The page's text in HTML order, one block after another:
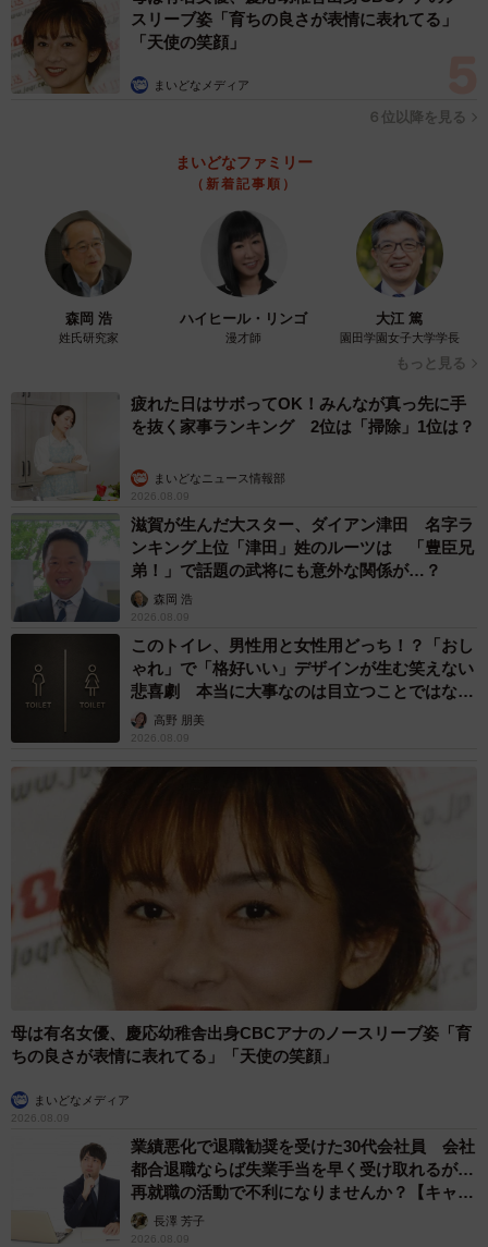
がら手作業する。「ペーパークラフトが好きで、大学もそ
れが学べるところを選んだ。高校まで名古屋でしたが、そ
れで神戸に住んでいます」という。
の高校3年生だった2015年9月からツイッターを始め、フォ
び続けている。「いいね」は最大で50万、リツイートは最
大10万件。プレッシャーはない？と聞くと、「半端な作品
は出せないな、というのはありますが、それよりも楽しく
作らせていただいています」と自然体だ。
5/6
「リッツ」から誕生した翼のあるライオン＝都内の池袋パルコ
今後の進路について「卒業後は東京に拠点を移そうと思
っています」と明かした。今回展示された日清食品「カッ
プヌードル」の容器を使った宇宙飛行士など企業とのコラ
ボレーションも行なっており、そういう仕事の面からも
「東京がいいかと思います」という。さらに「今後、目新
しいことで言うと、ユーチューブの動画投稿もここから力
を入れて行こうかなと考えています。制作過程のようなも
会場は老若男女のファンが訪れていた。３次元の作品で
できるのが魅力。「SNS等で反響をいただくことが多いで
すけど、実際にお会いした生身の方から意見をいただける
のはありがたいですね。『いろんな角度から見られてよか
った』と言っていただきます」。個展が「ライブ」である
ことを実感したようだ。
スリーブ姿「育ちの良さが表情に表れてる」
「天使の笑顔」
まいどなメディア
６位以降を見る
まいどなファミリー
（新着記事順）
森岡 浩
姓氏研究家
ハイヒール・リンゴ
漫才師
大江 篤
園田学園女子大学学長
もっと見る
疲れた日はサボってOK！みんなが真っ先に手
を抜く家事ランキング 2位は「掃除」1位は？
まいどなニュース情報部
2026.08.09
滋賀が生んだ大スター、ダイアン津田 名字ラ
ンキング上位「津田」姓のルーツは 「豊臣兄
弟！」で話題の武将にも意外な関係が…？
森岡 浩
2026.08.09
このトイレ、男性用と女性用どっち！？「おし
ゃれ」で「格好いい」デザインが生む笑えない
悲喜劇 本当に大事なのは目立つことではな
く…高野 朋美
2026.08.09
母は有名女優、慶応幼稚舎出身CBCアナのノースリーブ姿「育
ちの良さが表情に表れてる」「天使の笑顔」
まいどなメディア
2026.08.09
業績悪化で退職勧奨を受けた30代会社員 会社
都合退職ならば失業手当を早く受け取れるが…
再就職の活動で不利になりませんか？【キャリ
アカウンセラーが解説】
長澤 芳子
2026.08.09